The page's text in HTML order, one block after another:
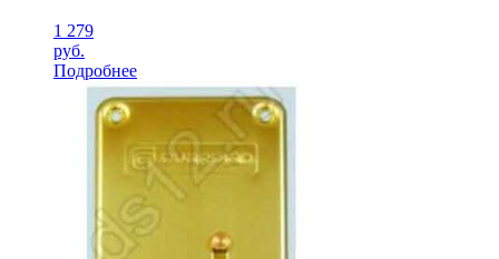
1 279
руб.
Подробнее